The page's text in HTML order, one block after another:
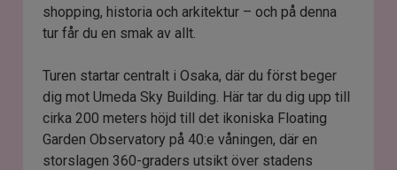
shopping, historia och arkitektur – och på denna
tur får du en smak av allt.
Turen startar centralt i Osaka, där du först beger
dig mot Umeda Sky Building. Här tar du dig upp till
cirka 200 meters höjd till det ikoniska Floating
Garden Observatory på 40:e våningen, där en
storslagen 360-graders utsikt över stadens